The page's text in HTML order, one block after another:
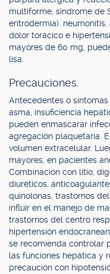
multiforme, sindrome de
eritrodermia).
dolor torácico e
mayores de 60 mg,
lisa.
Precauciones.
Antecedentes o
asma, insuficiencia
pueden enmascarar
agregación plaquetaria.
volumen extracelular.
mayores, en pacientes
Combinación con litio,
diuréticos,
quinolonas, trastornos
influir en el manejo de
trastornos del centro
hipertensión
se recomienda controlar
las funciones hepática y
precaución con